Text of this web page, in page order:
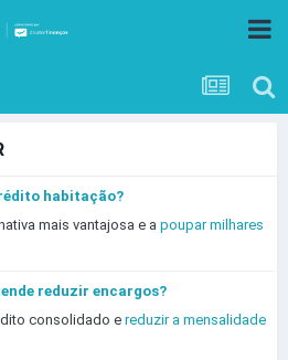
habitação?
mais vantajosa e a poupar milhares
reduzir encargos?
consolidado e reduzir a mensalidade